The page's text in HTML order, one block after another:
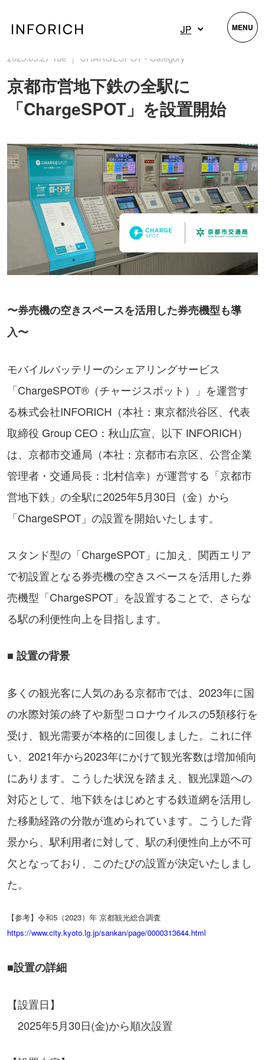
2025.05.27 Tue ｜ CHARGESPOT - Category
京都市営地下鉄の全駅に
「ChargeSPOT」を設置開始
〜券売機の空きスペースを活用した券売機型も導
入〜
モバイルバッテリーのシェアリングサービス
「ChargeSPOT®（チャージスポット）」を運営す
る株式会社INFORICH（本社：東京都渋谷区、代表
取締役 Group CEO：秋山広宣、以下 INFORICH）
は、京都市交通局（本社：京都市右京区、公営企業
管理者・交通局長：北村信幸）が運営する「京都市
営地下鉄」の全駅に2025年5月30日（金）から
「ChargeSPOT」の設置を開始いたします。
スタンド型の「ChargeSPOT」に加え、関西エリア
で初設置となる券売機の空きスペースを活用した券
売機型「ChargeSPOT」を設置することで、さらな
る駅の利便性向上を目指します。
■ 設置の背景
多くの観光客に人気のある京都市では、2023年に国
の水際対策の終了や新型コロナウイルスの5類移行を
受け、観光需要が本格的に回復しました。これに伴
い、2021年から2023年にかけて観光客数は増加傾向
にあります。こうした状況を踏まえ、観光課題への
対応として、地下鉄をはじめとする鉄道網を活用し
た移動経路の分散が進められています。こうした背
景から、駅利用者に対して、駅の利便性向上が不可
欠となっており、このたびの設置が決定いたしまし
た。
【参考】令和5（2023）年 京都観光総合調査
https://www.city.kyoto.lg.jp/sankan/page/0000313644.html
■設置の詳細
【設置日】
2025年5月30日(金)から順次設置
MENU